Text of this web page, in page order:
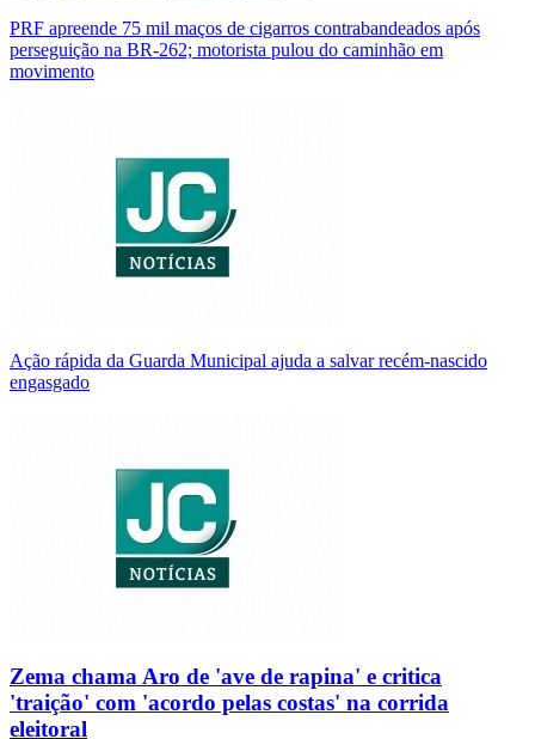
PRF apreende 75 mil maços de cigarros contrabandeados após
perseguição na BR-262; motorista pulou do caminhão em
movimento
Ação rápida da Guarda Municipal ajuda a salvar recém-nascido
engasgado
Zema chama Aro de 'ave de rapina' e critica
'traição' com 'acordo pelas costas' na corrida
eleitoral